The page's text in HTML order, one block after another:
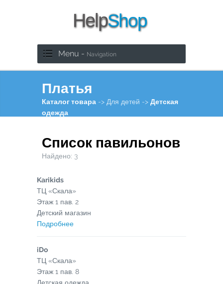
Menu - Navigation
Платья
Каталог товара -> Для детей -> Детская
одежда
Список павильонов
Найдено: 3
Karikids
ТЦ «Скала»
Этаж 1 пав. 2
Детский магазин
Подробнее
iDo
ТЦ «Скала»
Этаж 1 пав. 8